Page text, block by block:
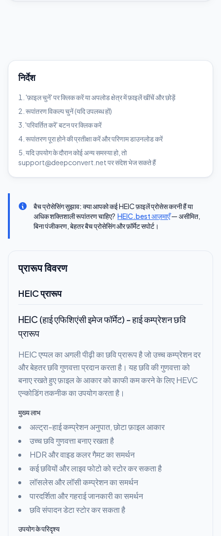
निर्देश
'फ़ाइल चुनें' पर क्लिक करें या अपलोड क्षेत्र में फ़ाइलें खींचें और छोड़ें
रूपांतरण विकल्प चुनें (यदि उपलब्ध हों)
'परिवर्तित करें' बटन पर क्लिक करें
रूपांतरण पूरा होने की प्रतीक्षा करें और परिणाम डाउनलोड करें
यदि उपयोग के दौरान कोई अन्य समस्या हो, तो
support@deepconvert.net पर संदेश भेज सकते हैं
बैच प्रोसेसिंग सुझाव: क्या आपको कई HEIC फ़ाइलें प्रोसेस करनी हैं या
अधिक शक्तिशाली रूपांतरण चाहिए? HEIC.best आज़माएँ— असीमित,
बिना पंजीकरण, बेहतर बैच प्रोसेसिंग और फ़ॉर्मेट सपोर्ट।
प्रारूप विवरण
HEIC प्रारूप
HEIC (हाई एफिशिएंसी इमेज फॉर्मेट) - हाई कम्प्रेशन छवि
प्रारूप
HEIC एप्पल का अगली पीढ़ी का छवि प्रारूप है जो उच्च कम्प्रेशन दर
और बेहतर छवि गुणवत्ता प्रदान करता है। यह छवि की गुणवत्ता को
बनाए रखते हुए फ़ाइल के आकार को काफी कम करने के लिए HEVC
एन्कोडिंग तकनीक का उपयोग करता है।
मुख्य लाभ
अल्ट्रा-हाई कम्प्रेशन अनुपात, छोटा फ़ाइल आकार
उच्च छवि गुणवत्ता बनाए रखता है
HDR और वाइड कलर गैमट का समर्थन
कई छवियों और लाइव फोटो को स्टोर कर सकता है
लॉसलेस और लॉसी कम्प्रेशन का समर्थन
पारदर्शिता और गहराई जानकारी का समर्थन
छवि संपादन डेटा स्टोर कर सकता है
उपयोग के परिदृश्य